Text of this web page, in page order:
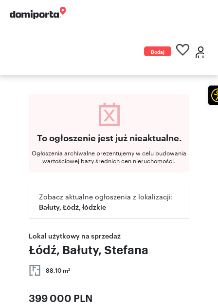
Dodaj
To ogłoszenie jest już nieaktualne.
Ogłoszenia archiwalne prezentujemy w celu budowania
wartościowej bazy średnich cen nieruchomości.
Zobacz aktualne ogłoszenia z lokalizacji:
Bałuty, Łódź, łódzkie
Lokal użytkowy na sprzedaż
Łódź, Bałuty, Stefana
88,10 m2
399 000 PLN